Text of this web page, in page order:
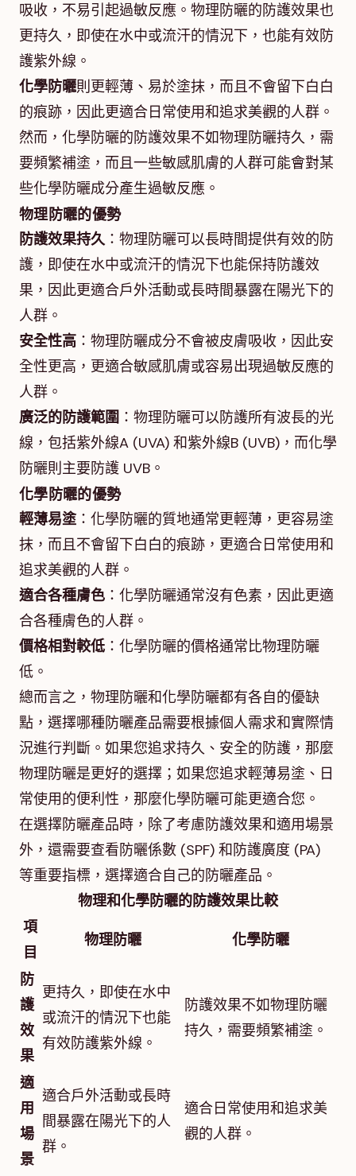
吸收，不易引起過敏反應。物理防曬的防護效果也
更持久，即使在水中或流汗的情況下，也能有效防
護紫外線。
化學防曬則更輕薄、易於塗抹，而且不會留下白白
的痕跡，因此更適合日常使用和追求美觀的人群。
然而，化學防曬的防護效果不如物理防曬持久，需
要頻繁補塗，而且一些敏感肌膚的人群可能會對某
些化學防曬成分產生過敏反應。
物理防曬的優勢
防護效果持久：物理防曬可以長時間提供有效的防
護，即使在水中或流汗的情況下也能保持防護效
果，因此更適合戶外活動或長時間暴露在陽光下的
人群。
安全性高 ：物理防曬成分不會被皮膚吸收，因此安
全性更高，更適合敏感肌膚或容易出現過敏反應的
人群。
廣泛的防護範圍 ：物理防曬可以防護所有波長的光
線，包括紫外線A (UVA) 和紫外線B (UVB)，而化學
防曬則主要防護 UVB。
化學防曬的優勢
輕薄易塗：化學防曬的質地通常更輕薄，更容易塗
抹，而且不會留下白白的痕跡，更適合日常使用和
追求美觀的人群。
適合各種膚色 ：化學防曬通常沒有色素，因此更適
合各種膚色的人群。
價格相對較低 ：化學防曬的價格通常比物理防曬
低。
總而言之，物理防曬和化學防曬都有各自的優缺
點，選擇哪種防曬產品需要根據個人需求和實際情
況進行判斷。如果您追求持久、安全的防護，那麼
物理防曬是更好的選擇；如果您追求輕薄易塗、日
常使用的便利性，那麼化學防曬可能更適合您。
在選擇防曬產品時，除了考慮防護效果和適用場景
外，還需要查看防曬係數 (SPF) 和防護廣度 (PA)
等重要指標，選擇適合自己的防曬產品。
物理和化學防曬的防護效果比較
項
目
物理防曬 化學防曬
防
護
效
果
更持久，即使在水中
或流汗的情況下也能
有效防護紫外線。
防護效果不如物理防曬
持久，需要頻繁補塗。
適
用
場
景
適合戶外活動或長時
間暴露在陽光下的人
群。
適合日常使用和追求美
觀的人群。